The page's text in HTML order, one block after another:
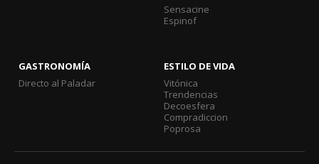
Sensacine
Espinof
GASTRONOMÍA
Directo al Paladar
ESTILO DE VIDA
Vitónica
Trendencias
Decoesfera
Compradiccion
Poprosa